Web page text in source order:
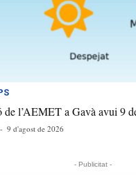
de l’AEMET a Gavà avui 9
- 9 d'agost de 2026
- Publicitat -